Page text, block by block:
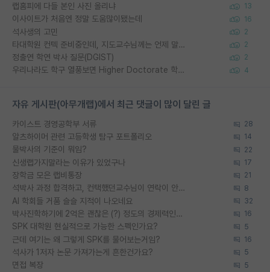
랩홈피에 다들 본인 사진 올리냐 13
이사이트가 처음엔 정말 도움많이됐는데 16
석사생의 고민 2
타대학원 컨텍 준비중인데, 지도교수님께는 언제 말씀드려야 할까요? 2
정출연 학연 박사 질문(DGIST) 2
우리나라도 학구 열풍보면 Higher Doctorate 학위가 필요하다고 봅니다. 4
자유 게시판(아무개랩)에서 최근 댓글이 많이 달린 글
카이스트 경영공학부 서류 28
알츠하이머 관련 고등학생 탐구 포트폴리오 14
물박사의 기준이 뭐임? 22
신생랩가지말라는 이유가 있었구나 17
장학금 모은 랩비통장 21
석박사 과정 합격하고, 컨택했던교수님이 연락이 안됩니다... 8
AI 학회들 거품 슬슬 지적이 나오네요 32
박사진학하기에 2억은 괜찮은 (?) 정도의 경제력인가요 16
SPK 대학원 현실적으로 가능한 스펙인가요? 5
근데 여기는 왜 그렇게 SPK를 물어보는거임? 16
석사가 1저자 논문 가져가는게 흔한건가요? 5
면접 복장 5